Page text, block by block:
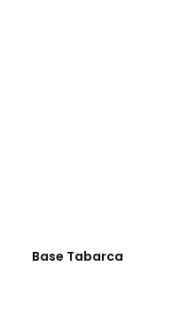
Base Tabarca